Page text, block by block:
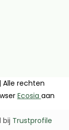
rechten
Ecosia aan
bij Trustprofile